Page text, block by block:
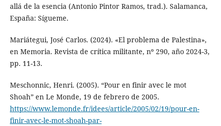
allá de la esencia (Antonio Pintor Ramos, trad.). Salamanca,
España: Sígueme.
Mariátegui, José Carlos. (2024). «El problema de Palestina»,
en Memoria. Revista de crítica militante, nº 290, año 2024-3,
pp. 11-13.
Meschonnic, Henri. (2005). “Pour en finir avec le mot
Shoah” en Le Monde, 19 de febrero de 2005.
https://www.lemonde.fr/idees/article/2005/02/19/pour-en-
finir-avec-le-mot-shoah-par-